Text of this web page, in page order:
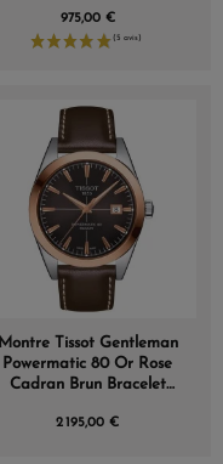
975,00 €
Montre Tissot Gentleman
Powermatic 80 Or Rose
Cadran Brun Bracelet
2 195,00 €